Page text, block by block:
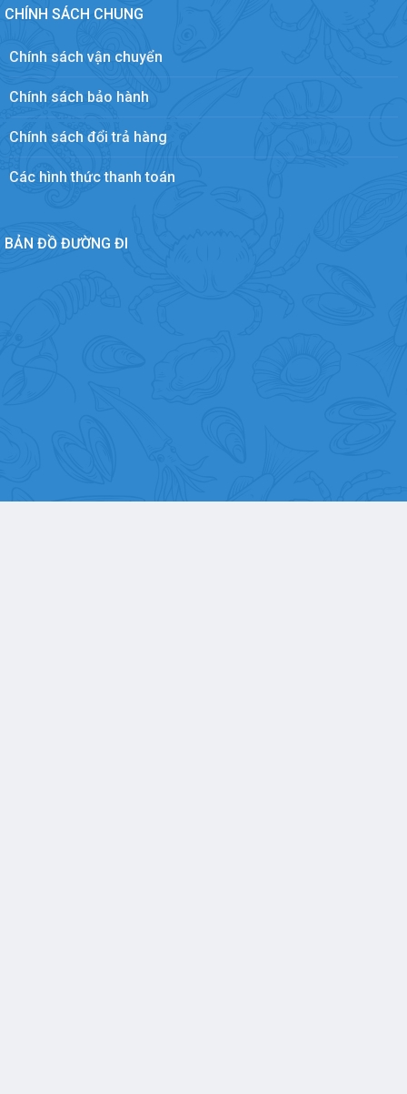
CHÍNH SÁCH CHUNG
Chính sách vận chuyển
Chính sách bảo hành
Chính sách đổi trả hàng
Các hình thức thanh toán
BẢN ĐỒ ĐƯỜNG ĐI